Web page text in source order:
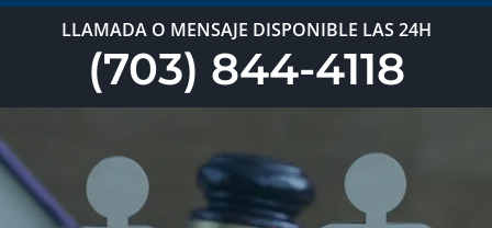
Inicio
LLAMADA O MENSAJE DISPONIBLE LAS 24H
(703) 844-4118